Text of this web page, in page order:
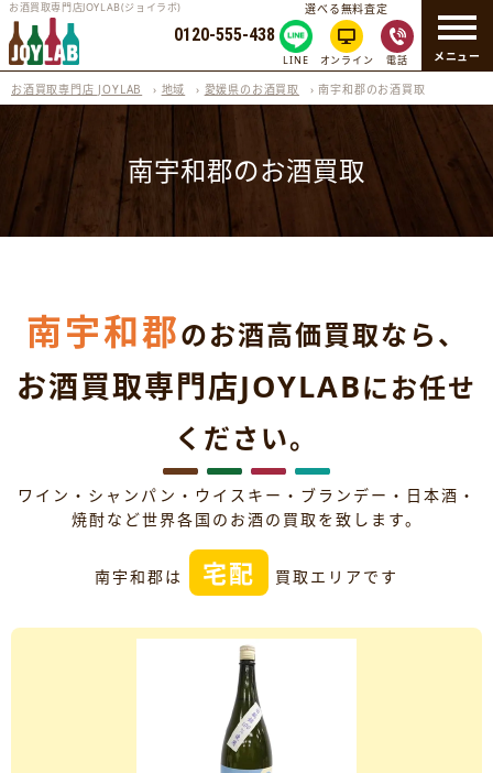
メニュー
お酒買取専門店JOYLAB(ジョイラボ)
0120-555-438
選べる無料査定
LINE オンライン 電話
お酒買取専門店 JOYLAB › 地域 › 愛媛県のお酒買取 ›南宇和郡のお酒買取
南宇和郡のお酒買取
南宇和郡のお酒高価買取なら、
お酒買取専門店JOYLABにお任せ
ください。
ワイン・シャンパン・ウイスキー・ブランデー・日本酒・
焼酎など世界各国のお酒の買取を致します。
南宇和郡は 宅配 買取エリアです